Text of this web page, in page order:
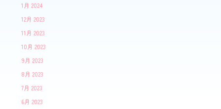
1月 2024
12月 2023
11月 2023
10月 2023
9月 2023
8月 2023
7月 2023
6月 2023